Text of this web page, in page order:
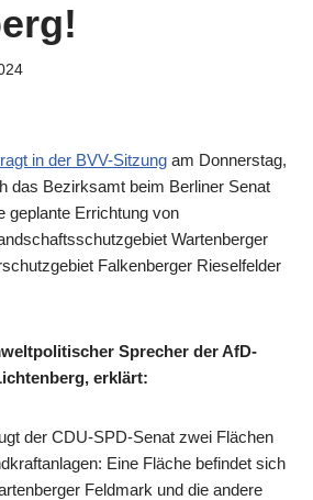
in der BVV-Sitzung am Donnerstag,
das Bezirksamt beim Berliner Senat
geplante Errichtung von
Wartenberger
Falkenberger Rieselfelder
Sprecher der AfD-
erklärt:
der CDU-SPD-Senat zwei Flächen
Eine Fläche befindet sich
Feldmark und die andere